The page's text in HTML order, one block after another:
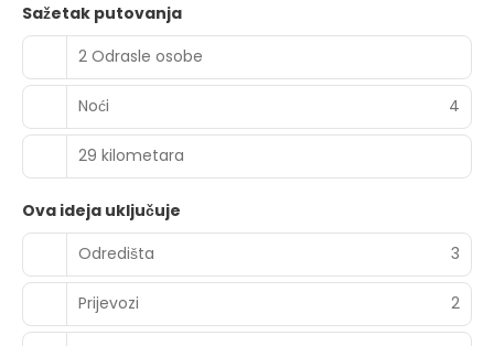
Sažetak putovanja
2 Odrasle osobe
Noći 4
29 kilometara
Ova ideja uključuje
Odredišta
3
Prijevozi 2